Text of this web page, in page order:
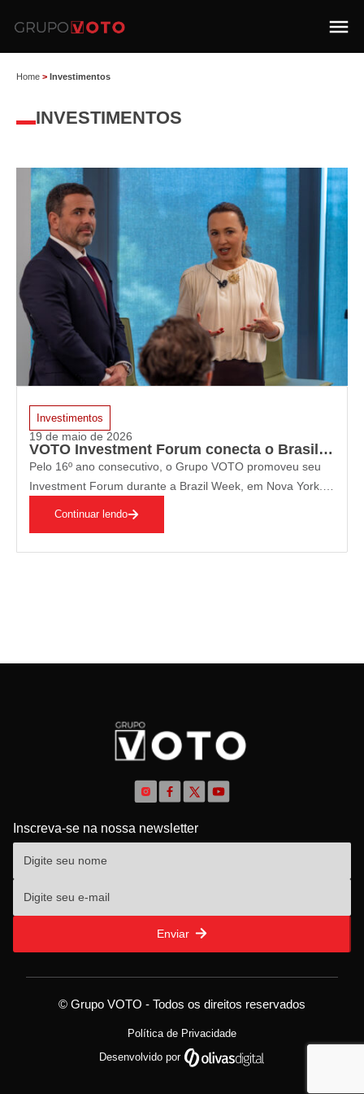
Home > Investimentos
INVESTIMENTOS
Investimentos
19 de maio de 2026
VOTO Investment Forum conecta o Brasil ao capital internacional
Pelo 16º ano consecutivo, o Grupo VOTO promoveu seu
Investment Forum durante a Brazil Week, em Nova York.
Continuar lendo
Inscreva-se na nossa newsletter
Enviar
© Grupo VOTO - Todos os direitos reservados
Política de Privacidade
Desenvolvido por